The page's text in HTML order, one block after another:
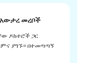
መረቦች
ዶክተሮች ጋር
ያግኙ። በተመጣጣኝ